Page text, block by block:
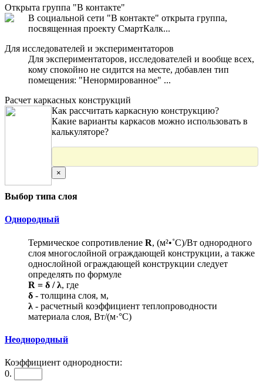
Открыта группа "В контакте"
В социальной сети "В контакте" открыта группа,
посвященная проекту СмартКалк...
Для исследователей и экспериментаторов
Для экспериментаторов, исследователей и вообще всех,
кому спокойно не сидится на месте, добавлен тип
помещения: "Ненормированное" ...
Расчет каркасных конструкций
Как рассчитать каркасную конструкцию?
Какие варианты каркасов можно использовать в
калькуляторе?
×
Выбор типа слоя
Однородный
Термическое сопротивление R, (м²•˚С)/Вт однородного
слоя многослойной ограждающей конструкции, а также
однослойной ограждающей конструкции следует
определять по формуле
R = δ / λ, где
δ - толщина слоя, м,
λ - расчетный коэффициент теплопроводности
материала слоя, Вт/(м·°С)
Неоднородный
Коэффициент однородности:
0.